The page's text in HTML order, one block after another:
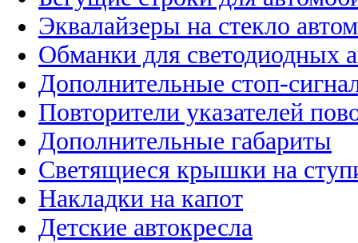
Эквалайзеры на стекло
Обманки для светодиодных
Дополнительные стоп-
Повторители указателей
Дополнительные габариты
Светящиеся крышки на
Накладки на капот
Детские автокресла